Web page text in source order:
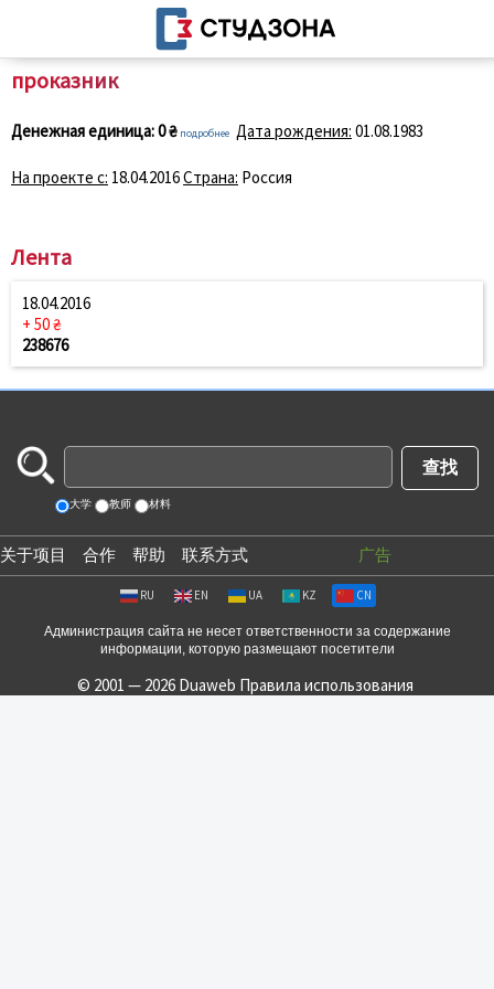
проказник
Денежная единица:0 ₴ подробнее Дата рождения: 01.08.1983
На проекте с: 18.04.2016Страна: Россия
Лента
18.04.2016
+ 50 ₴
238676
大学 教师 材料
关于项目 合作 帮助 联系方式 广告
RU EN UA KZ CN
Администрация сайта не несет ответственности за содержание
информации, которую размещают посетители
© 2001 — 2026 Duaweb Правила использования